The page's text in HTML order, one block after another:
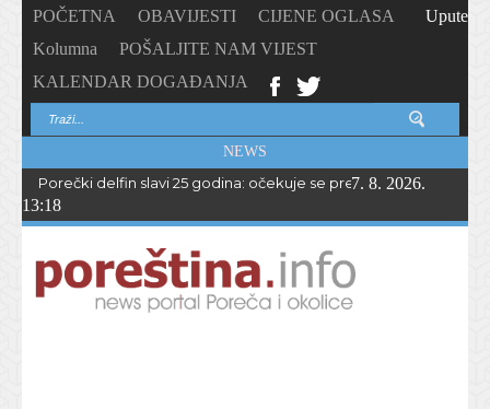
POČETNA OBAVIJESTI
CIJENE OGLASA
Kolumna
POŠALJITE NAM VIJEST
KALENDAR DOGAĐANJA
Upute
NEWS
Porečki delfin slavi 25 godina: očekuje se preko 1.700
7. 8. 2026.
13:18